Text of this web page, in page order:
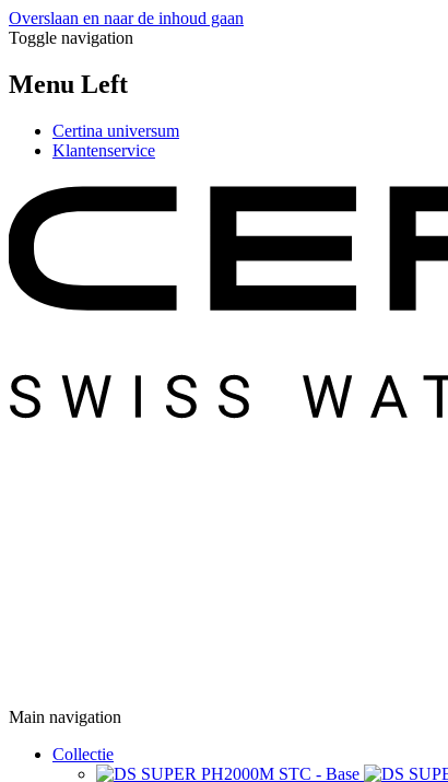
Overslaan en naar de inhoud gaan
Toggle navigation
Menu Left
Certina universum
Klantenservice
Main navigation
Collectie